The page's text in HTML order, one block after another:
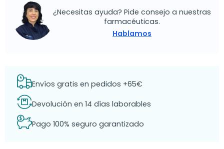
¿Necesitas ayuda? Pide consejo a nuestras
farmacéuticas.
Hablamos
Envíos gratis en pedidos +65€
Devolución en 14 días laborables
Pago 100% seguro garantizado